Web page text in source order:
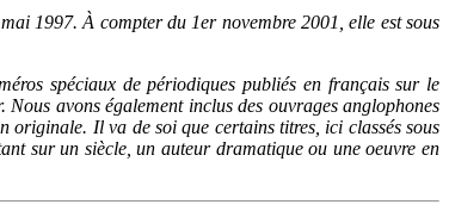
1997. À compter du 1er novembre 2001, elle est sous
spéciaux de périodiques publiés en français sur le
avons également inclus des ouvrages anglophones
originale. Il va de soi que certains titres, ici classés sous
sur un siècle, un auteur dramatique ou une oeuvre en